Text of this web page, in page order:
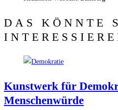
DAS KÖNNTE
Kunst­werk für
Menschenwürde